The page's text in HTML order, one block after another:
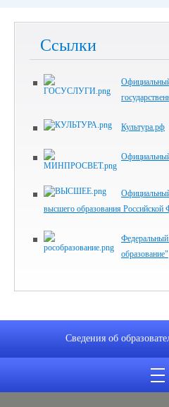
Ссылки
Культура.рф
высшего образования Российской
Федеральный
образование"
Сведения об